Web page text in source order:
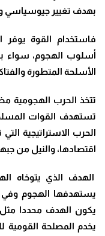
بهدف تغيير جيوسياسي
فاستخدام القوة يوفر
أسلوب الهجوم، سواء
الأسلحة المتطورة
تتخذ الحرب الهجومية
تستهدف القوات
الحرب الاستراتيجية
اقتصادها، والنيل من
الهدف الذي يتوخاه
يستهدفها الهجوم وفي
يكون الهدف محددا
يخدم المصلحة القومية